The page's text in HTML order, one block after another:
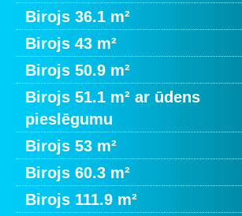
Birojs 36.1 m²
Birojs 43 m²
Birojs 50.9 m²
Birojs 51.1 m² ar ūdens
pieslēgumu
Birojs 53 m²
Birojs 60.3 m²
Birojs 111.9 m²